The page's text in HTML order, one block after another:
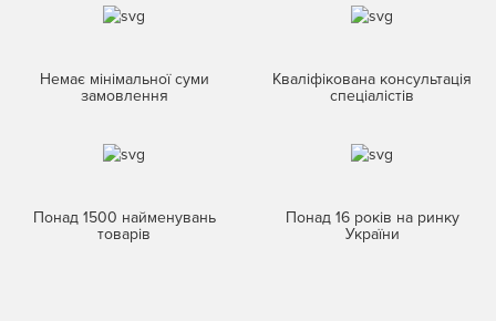
Немає мінімальної суми
замовлення
Кваліфікована консультація
спеціалістів
Понад 1500 найменувань
товарів
Понад 16 років на ринку
України